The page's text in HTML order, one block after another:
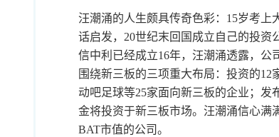
汪潮涌的人生颇具传奇色彩：15岁考
话启发，20世纪末回国成立自己的投
信中利已经成立16年，汪潮涌透露，公
围绕新三板的三项重大布局：投资的
动吧足球等25家面向新三板的企业；
金将投资于新三板市场。汪潮涌信心满
BAT市值的公司。